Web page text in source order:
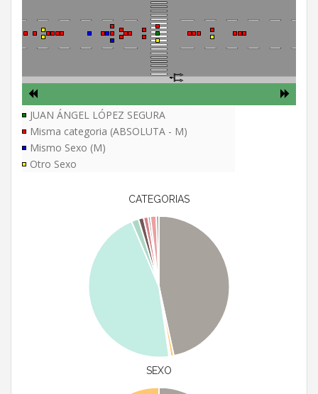
JUAN ÁNGEL LÓPEZ SEGURA
Misma categoria (ABSOLUTA - M)
Mismo Sexo (M)
Otro Sexo
CATEGORIAS
SEXO